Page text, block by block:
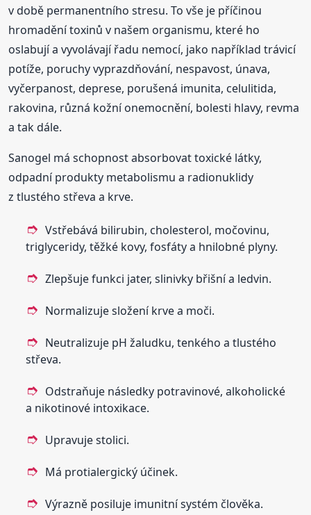
v době permanentního stresu. To vše je příčinou
hromadění toxinů v našem organismu, které ho
oslabují a vyvolávají řadu nemocí, jako například trávicí
potíže, poruchy vyprazdňování, nespavost, únava,
vyčerpanost, deprese, porušená imunita, celulitida,
rakovina, různá kožní onemocnění, bolesti hlavy, revma
a tak dále.
Sanogel má schopnost absorbovat toxické látky,
odpadní produkty metabolismu a radionuklidy
z tlustého střeva a krve.
Vstřebává bilirubin, cholesterol, močovinu,
triglyceridy, těžké kovy, fosfáty a hnilobné plyny.
Zlepšuje funkci jater, slinivky břišní a ledvin.
Normalizuje složení krve a moči.
Neutralizuje pH žaludku, tenkého a tlustého
střeva.
Odstraňuje následky potravinové, alkoholické
a nikotinové intoxikace.
Upravuje stolici.
Má protialergický účinek.
Výrazně posiluje imunitní systém člověka.